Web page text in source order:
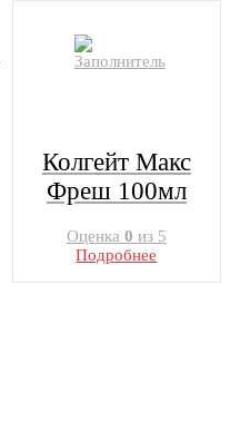
Колгейт Макс
Фреш 100мл
Оценка 0 из 5
Подробнее